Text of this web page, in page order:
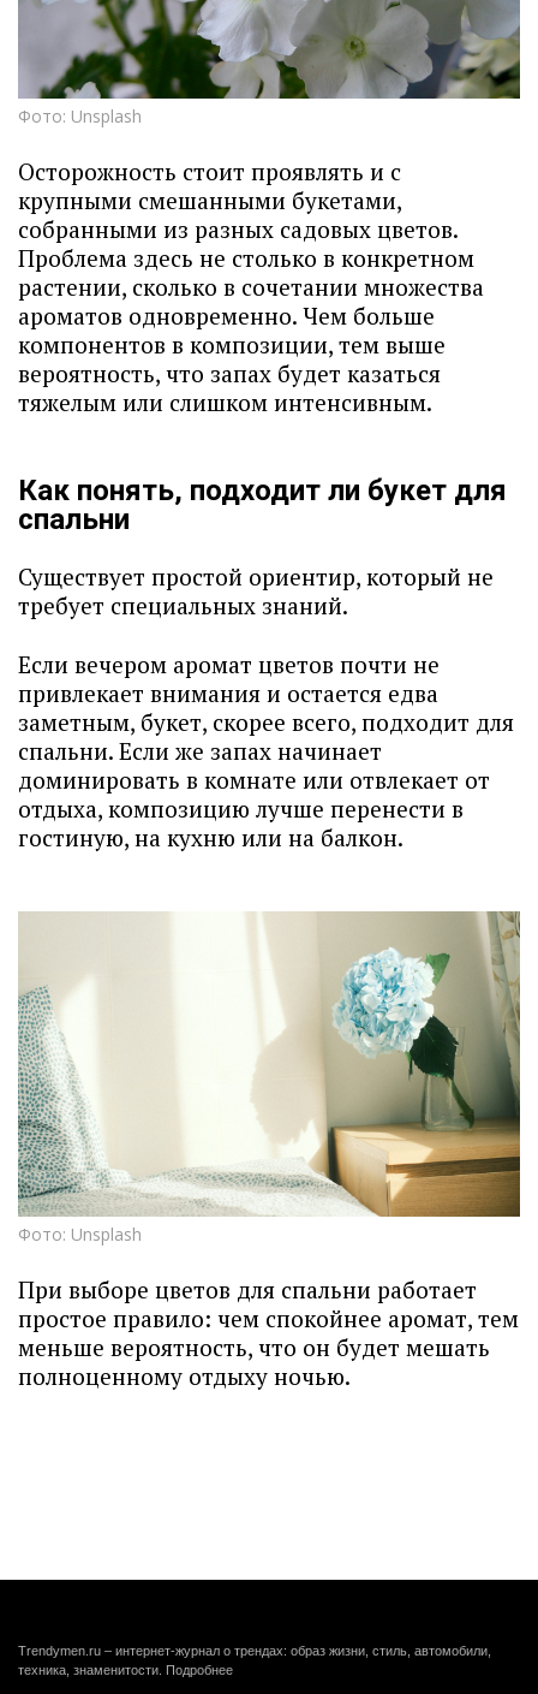
Фото: Unsplash
Осторожность стоит проявлять и с
крупными смешанными букетами,
собранными из разных садовых цветов.
Проблема здесь не столько в конкретном
растении, сколько в сочетании множества
ароматов одновременно. Чем больше
компонентов в композиции, тем выше
вероятность, что запах будет казаться
тяжелым или слишком интенсивным.
Как понять, подходит ли букет для
спальни
Существует простой ориентир, который не
требует специальных знаний.
Если вечером аромат цветов почти не
привлекает внимания и остается едва
заметным, букет, скорее всего, подходит для
спальни. Если же запах начинает
доминировать в комнате или отвлекает от
отдыха, композицию лучше перенести в
гостиную, на кухню или на балкон.
Фото: Unsplash
При выборе цветов для спальни работает
простое правило: чем спокойнее аромат, тем
меньше вероятность, что он будет мешать
полноценному отдыху ночью.
Trendymen.ru – интернет-журнал о трендах: образ жизни, стиль, автомобили,
техника, знаменитости. Подробнее